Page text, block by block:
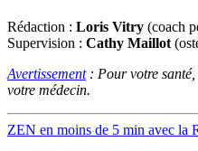
Rédaction : Loris Vitry (coach
Supervision : Cathy Maillot
Avertissement: Pour votre santé,
votre médecin.
ZEN en moins de 5 min avec la